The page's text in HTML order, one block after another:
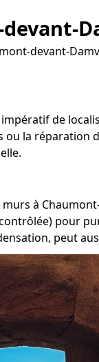
devant-
de
la réparation
à
pour
peut